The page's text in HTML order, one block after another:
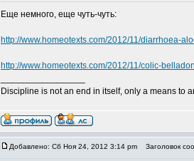
Еще немного, еще чуть-чуть:
http://www.homeotexts.com/2012/11/diarrhoea-
http://www.homeotexts.com/2012/11/colic-
Discipline is not an end in itself, only a means to
Добавлено: Сб Ноя 24, 2012 3:14 pm Заголовок